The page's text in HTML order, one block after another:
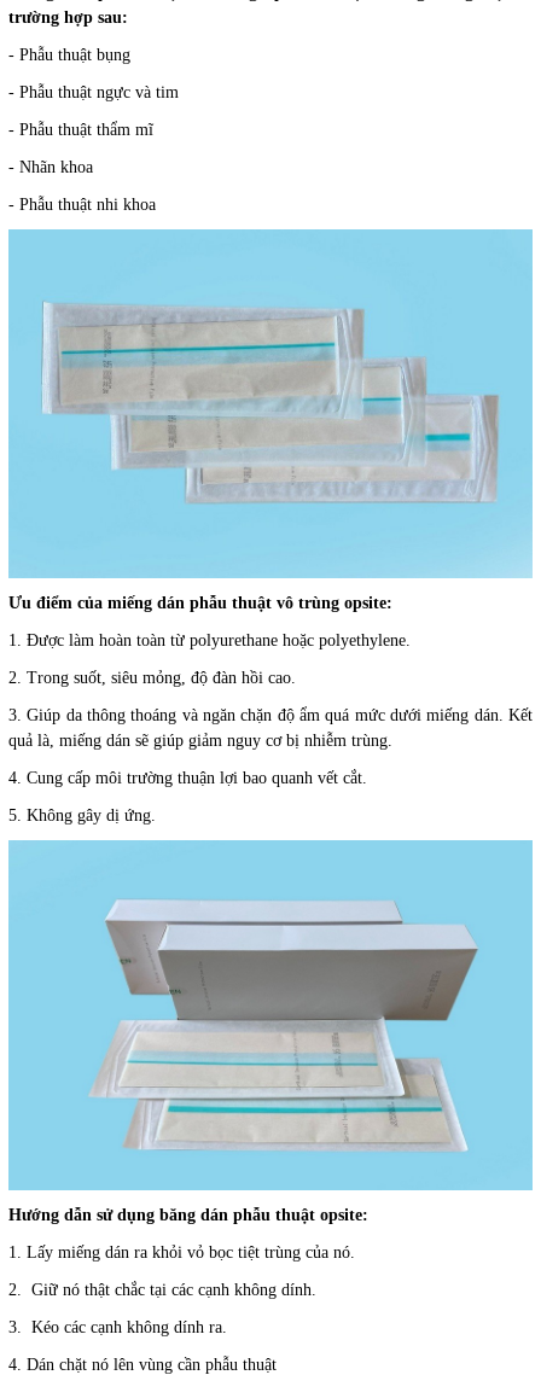
trường hợp sau:
- Phẫu thuật bụng
- Phẫu thuật ngực và tim
- Phẫu thuật thẩm mĩ
- Nhãn khoa
- Phẫu thuật nhi khoa
Ưu điểm của miếng dán phẫu thuật vô trùng opsite:
1. Được làm hoàn toàn từ polyurethane hoặc polyethylene.
2. Trong suốt, siêu mỏng, độ đàn hồi cao.
3. Giúp da thông thoáng và ngăn chặn độ ẩm quá mức dưới miếng dán. Kết
quả là, miếng dán sẽ giúp giảm nguy cơ bị nhiễm trùng.
4. Cung cấp môi trường thuận lợi bao quanh vết cắt.
5. Không gây dị ứng.
Hướng dẫn sử dụng băng dán phẫu thuật opsite:
1. Lấy miếng dán ra khỏi vỏ bọc tiệt trùng của nó.
2. Giữ nó thật chắc tại các cạnh không dính.
3. Kéo các cạnh không dính ra.
4. Dán chặt nó lên vùng cần phẫu thuật